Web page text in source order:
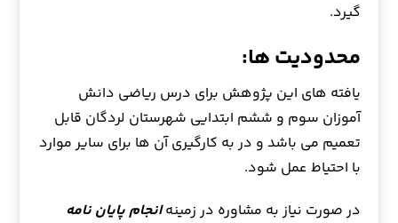
گیرد.
محدودیت ها:
یافته های این پژوهش برای درس ریاضی دانش
آموزان سوم و ششم ابتدایی شهرستان لردگان قابل
تعمیم می باشد و در به کارگیری آن ها برای سایر موارد
با احتیاط عمل شود.
در صورت نیاز به مشاوره در زمینهانجام پایان نامه